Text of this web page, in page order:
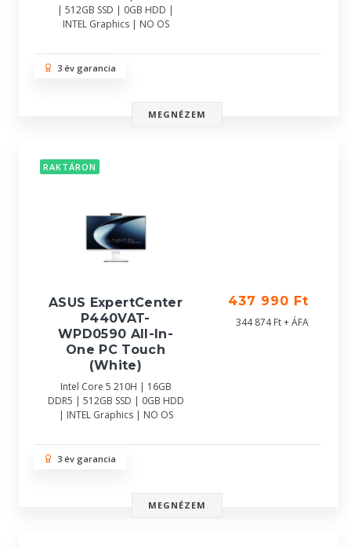
| 512GB SSD | 0GB HDD |
INTEL Graphics | NO OS
3 év garancia
MEGNÉZEM
RAKTÁRON
ASUS ExpertCenter
P440VAT-
WPD0590 All-In-
One PC Touch
(White)
Intel Core 5 210H | 16GB
DDR5 | 512GB SSD | 0GB HDD
| INTEL Graphics | NO OS
437 990 Ft
344 874 Ft + ÁFA
3 év garancia
MEGNÉZEM